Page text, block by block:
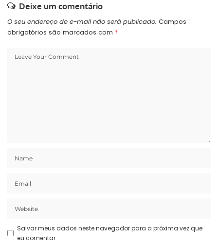
Deixe um comentário
O seu endereço de e-mail não será publicado. Campos
obrigatórios são marcados com *
Salvar meus dados neste navegador para a próxima vez que
eu comentar.